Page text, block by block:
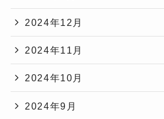
2024年12月
2024年11月
2024年10月
2024年9月